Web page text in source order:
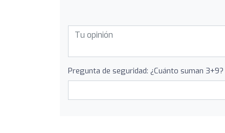
Pregunta de seguridad: ¿Cuánto suman 3+9?